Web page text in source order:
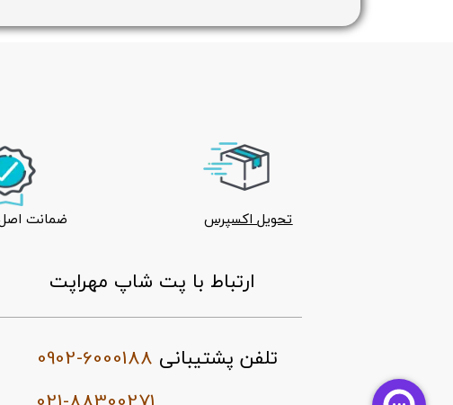
0902-6000188
تحویل اکسپرس ضمانت اصل
ارتباط با پت شاپ مهراپت